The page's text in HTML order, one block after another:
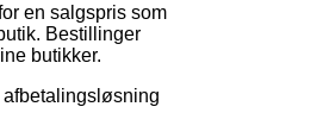
en salgspris som
Bestillinger
butikker.